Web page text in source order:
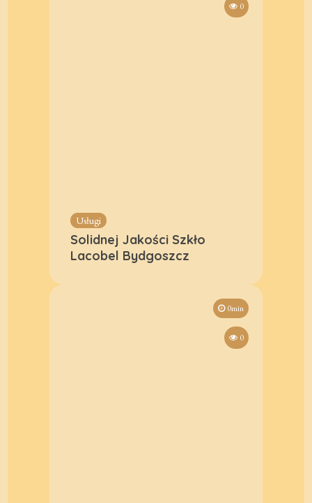
0
Usługi
Solidnej Jakości Szkło
Lacobel Bydgoszcz
0min
0